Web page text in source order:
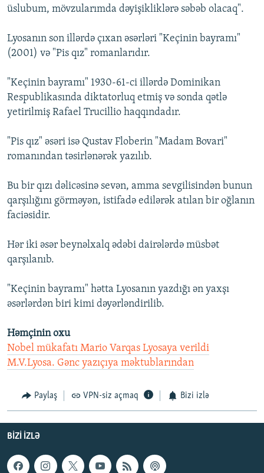
üslubum, mövzularımda dəyişikliklərə səbəb olacaq".
Lyosanın son illərdə çıxan əsərləri "Keçinin bayramı"
(2001) və "Pis qız" romanlarıdır.
"Keçinin bayramı" 1930-61-ci illərdə Dominikan
Respublikasında diktatorluq etmiş və sonda qətlə
yetirilmiş Rafael Trucillio haqqındadır.
"Pis qız" əsəri isə Qustav Floberin "Madam Bovari"
romanından təsirlənərək yazılıb.
Bu bir qızı dəlicəsinə sevən, amma sevgilisindən bunun
qarşılığını görməyən, istifadə edilərək atılan bir oğlanın
faciəsidir.
Hər iki əsər beynəlxalq ədəbi dairələrdə müsbət
qarşılanıb.
"Keçinin bayramı" hətta Lyosanın yazdığı ən yaxşı
əsərlərdən biri kimi dəyərləndirilib.
Həmçinin oxu
Nobel mükafatı Mario Varqas Lyosaya verildi
M.V.Lyosa. Gənc yazıçıya məktublarından
Paylaş VPN-siz açmaq Bizi izlə
BIZI IZLƏ